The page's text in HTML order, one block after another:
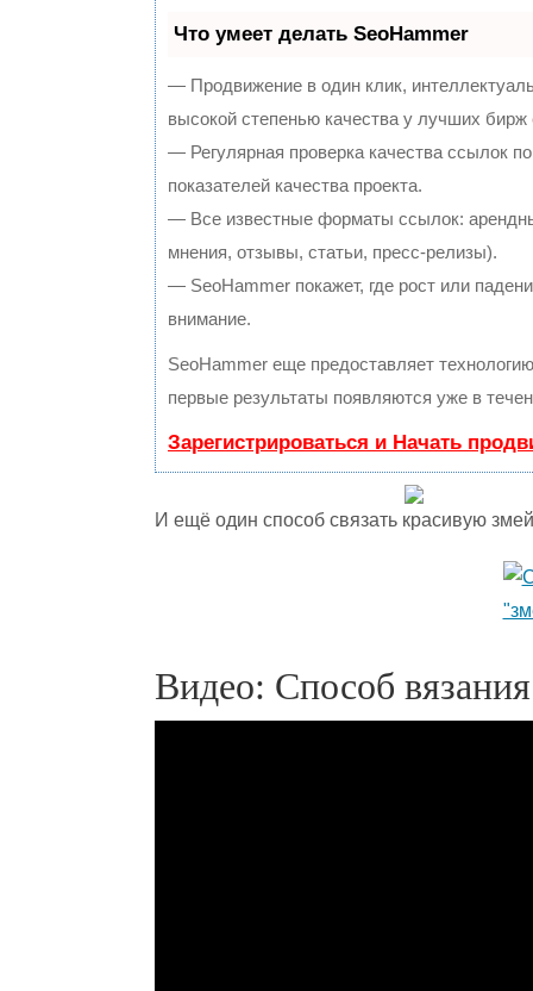
Что умеет делать SeoHammer
— Продвижение в один клик,
высокой степенью качества у лучших бирж
— Регулярная проверка качества ссылок
показателей качества проекта.
— Все известные форматы ссылок:
мнения, отзывы, статьи, пресс-релизы).
— SeoHammer покажет, где рост или
внимание.
SeoHammer еще предоставляет
первые результаты появляются уже в
Зарегистрироваться и Начать
И ещё один способ связать красивую
Видео: Способ